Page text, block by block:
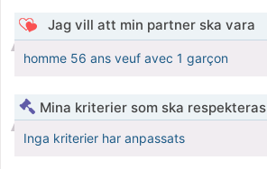
Jag vill att min partner ska vara
homme 56 ans veuf avec 1 garçon
Mina kriterier som ska respekteras
Inga kriterier har anpassats